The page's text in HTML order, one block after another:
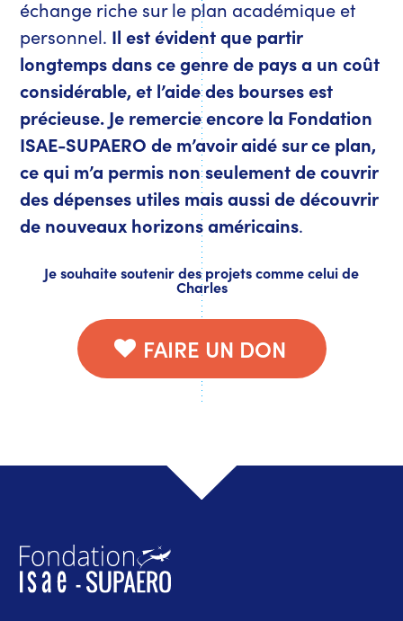
échange riche sur le plan académique et
personnel. Il est évident que partir
longtemps dans ce genre de pays a un coût
considérable, et l’aide des bourses est
précieuse. Je remercie encore la Fondation
ISAE-SUPAERO de m’avoir aidé sur ce plan,
ce qui m’a permis non seulement de couvrir
des dépenses utiles mais aussi de découvrir
de nouveaux horizons américains.
Je souhaite soutenir des projets comme celui de
Charles
FAIRE UN DON